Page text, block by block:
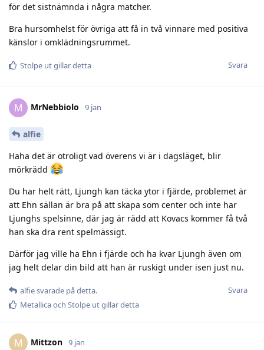
för det sistnämnda i några matcher.
Bra hursomhelst för övriga att få in två vinnare med positiva
känslor i omklädningsrummet.
Svara
Stolpe utgillar detta
M MrNebbiolo 9 jan
alfie
Haha det är otroligt vad överens vi är i dagsläget, blir
mörkrädd
Du har helt rätt, Ljungh kan täcka ytor i fjärde, problemet är
att Ehn sällan är bra på att skapa som center och inte har
Ljunghs spelsinne, där jag är rädd att Kovacs kommer få två
han ska dra rent spelmässigt.
Därför jag ville ha Ehn i fjärde och ha kvar Ljungh även om
jag helt delar din bild att han är ruskigt under isen just nu.
Svara
alfiesvarade på detta.
Metallicaoch Stolpe utgillar detta
M Mittzon 9 jan